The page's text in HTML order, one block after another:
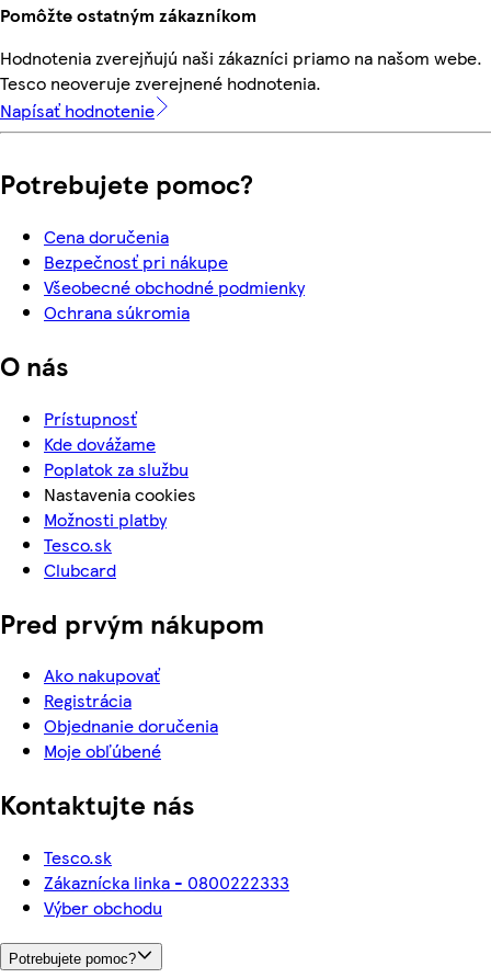
Pomôžte ostatným zákazníkom
Hodnotenia zverejňujú naši zákazníci priamo na našom webe.
Tesco neoveruje zverejnené hodnotenia.
Napísať hodnotenie
Potrebujete pomoc?
Cena doručenia
Bezpečnosť pri nákupe
Všeobecné obchodné podmienky
Ochrana súkromia
O nás
Prístupnosť
Kde dovážame
Poplatok za službu
Nastavenia cookies
Možnosti platby
Tesco.sk
Clubcard
Pred prvým nákupom
Ako nakupovať
Registrácia
Objednanie doručenia
Moje obľúbené
Kontaktujte nás
Tesco.sk
Zákaznícka linka - 0800222333
Výber obchodu
Potrebujete pomoc?